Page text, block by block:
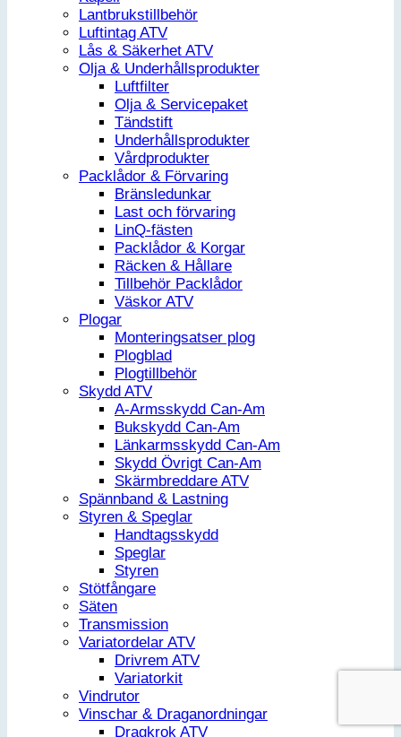
Lantbrukstillbehör
Luftintag ATV
Lås & Säkerhet ATV
Olja & Underhållsprodukter
Luftfilter
Olja & Servicepaket
Tändstift
Underhållsprodukter
Vårdprodukter
Packlådor & Förvaring
Bränsledunkar
Last och förvaring
LinQ-fästen
Packlådor & Korgar
Räcken & Hållare
Tillbehör Packlådor
Väskor ATV
Plogar
Monteringsatser plog
Plogblad
Plogtillbehör
Skydd ATV
A-Armsskydd Can-Am
Bukskydd Can-Am
Länkarmsskydd Can-Am
Skydd Övrigt Can-Am
Skärmbreddare ATV
Spännband & Lastning
Styren & Speglar
Handtagsskydd
Speglar
Styren
Stötfångare
Säten
Transmission
Variatordelar ATV
Drivrem ATV
Variatorkit
Vindrutor
Vinschar & Draganordningar
Dragkrok ATV